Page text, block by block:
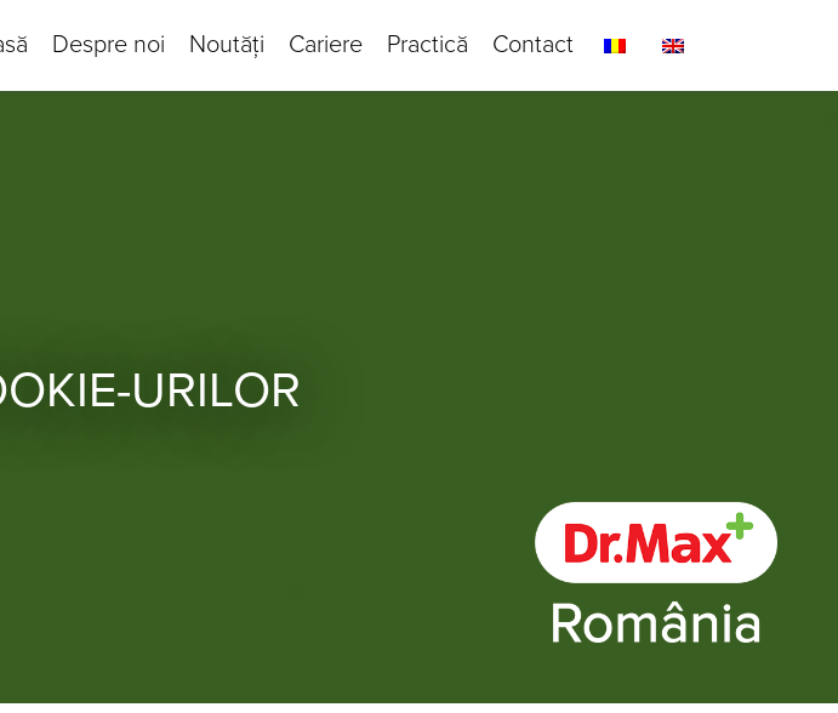
Despre noi Noutăți Cariere Practică Contact
URILOR